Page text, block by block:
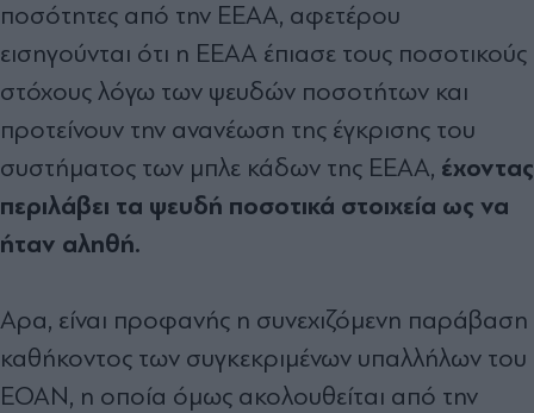
ποσότητες από την ΕΕΑΑ, αφετέρου
εισηγούνται ότι η ΕΕΑΑ έπιασε τους ποσοτικούς
στόχους λόγω των ψευδών ποσοτήτων και
προτείνουν την ανανέωση της έγκρισης του
συστήµατος των µπλε κάδων της ΕΕΑΑ, έχοντας
περιλάβει τα ψευδή ποσοτικά στοιχεία ως να
ήταν αληθή.
Aρα, είναι προφανής η συνεχιζόµενη παράβαση
καθήκοντος των συγκεκριµένων υπαλλήλων του
ΕΟΑΝ, η οποία όµως ακολουθείται από την